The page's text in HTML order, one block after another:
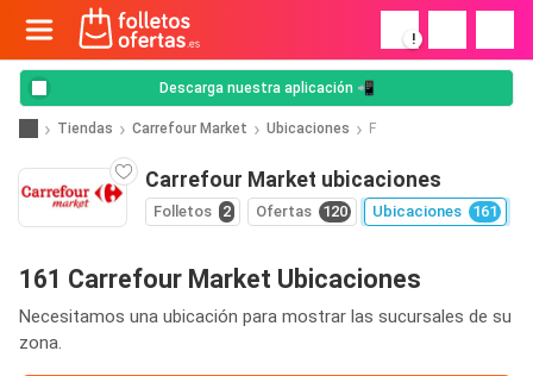
!
Descarga nuestra aplicación 📲
Tiendas Carrefour Market Ubicaciones F
Carrefour Market ubicaciones
Folletos 2 Ofertas 120 Ubicaciones 161
161 Carrefour Market Ubicaciones
Necesitamos una ubicación para mostrar las sucursales de su
zona.